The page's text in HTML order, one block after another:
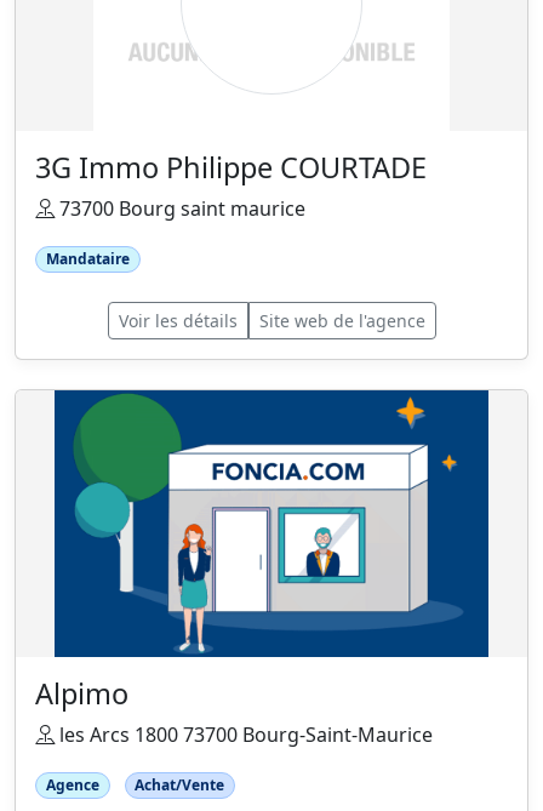
3G Immo Philippe COURTADE
73700 Bourg saint maurice
Mandataire
Voir les détails Site web de l'agence
Alpimo
les Arcs 1800 73700 Bourg-Saint-Maurice
Agence Achat/Vente